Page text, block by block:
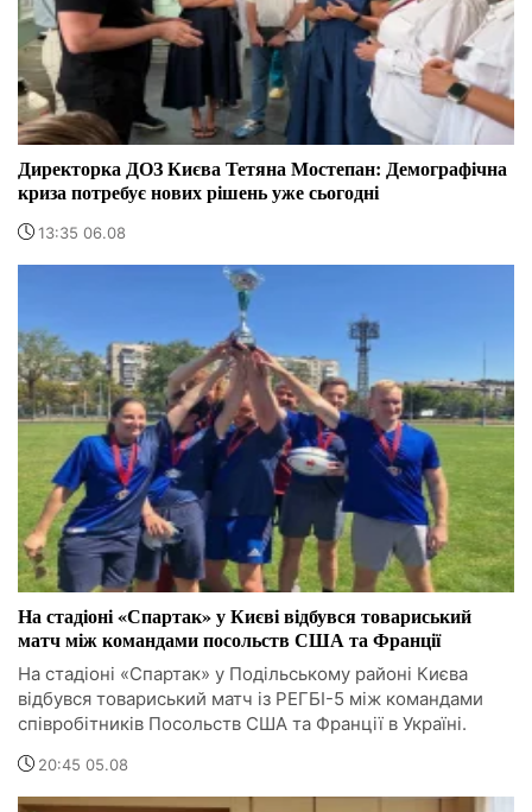
Директорка ДОЗ Києва Тетяна Мостепан: Демографічна
криза потребує нових рішень уже сьогодні
13:35 06.08
На стадіоні «Спартак» у Києві відбувся товариський
матч між командами посольств США та Франції
На стадіоні «Спартак» у Подільському районі Києва
відбувся товариський матч із РЕГБІ-5 між командами
співробітників Посольств США та Франції в Україні.
20:45 05.08